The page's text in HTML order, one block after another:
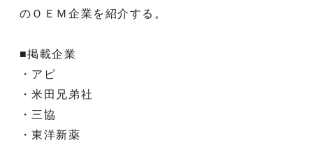
のＯＥＭ企業を紹介する。
■掲載企業
・アピ
・米田兄弟社
・三協
・東洋新薬